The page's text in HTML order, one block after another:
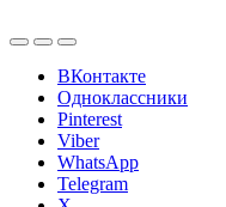
ВКонтакте
Одноклассники
Pinterest
Viber
WhatsApp
Telegram